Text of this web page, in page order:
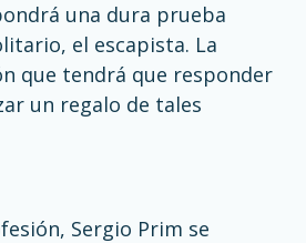
una dura prueba
el escapista. La
que tendrá que responder
un regalo de tales
Sergio Prim se